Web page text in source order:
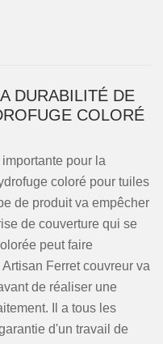
DURABILITÉ DE
COLORÉ
pour la
coloré pour tuiles
de produit va empêcher
de couverture qui se
peut faire
Ferret couvreur va
de réaliser une
Il a tous les
d'un travail de